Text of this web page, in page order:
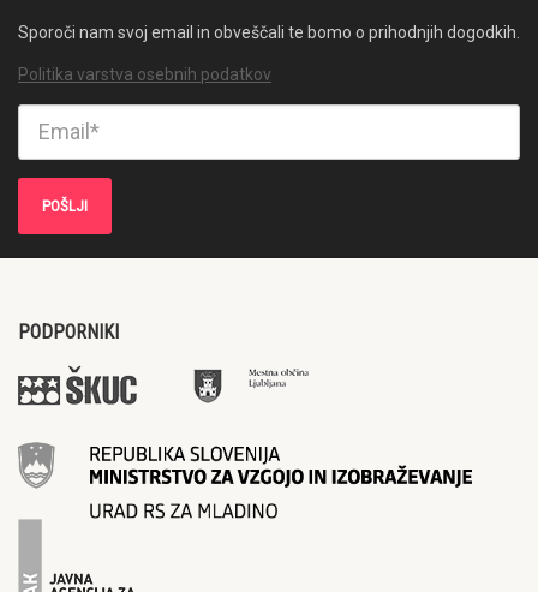
Sporoči nam svoj email in obveščali te bomo o prihodnjih dogodkih.
Politika varstva osebnih podatkov
PODPORNIKI